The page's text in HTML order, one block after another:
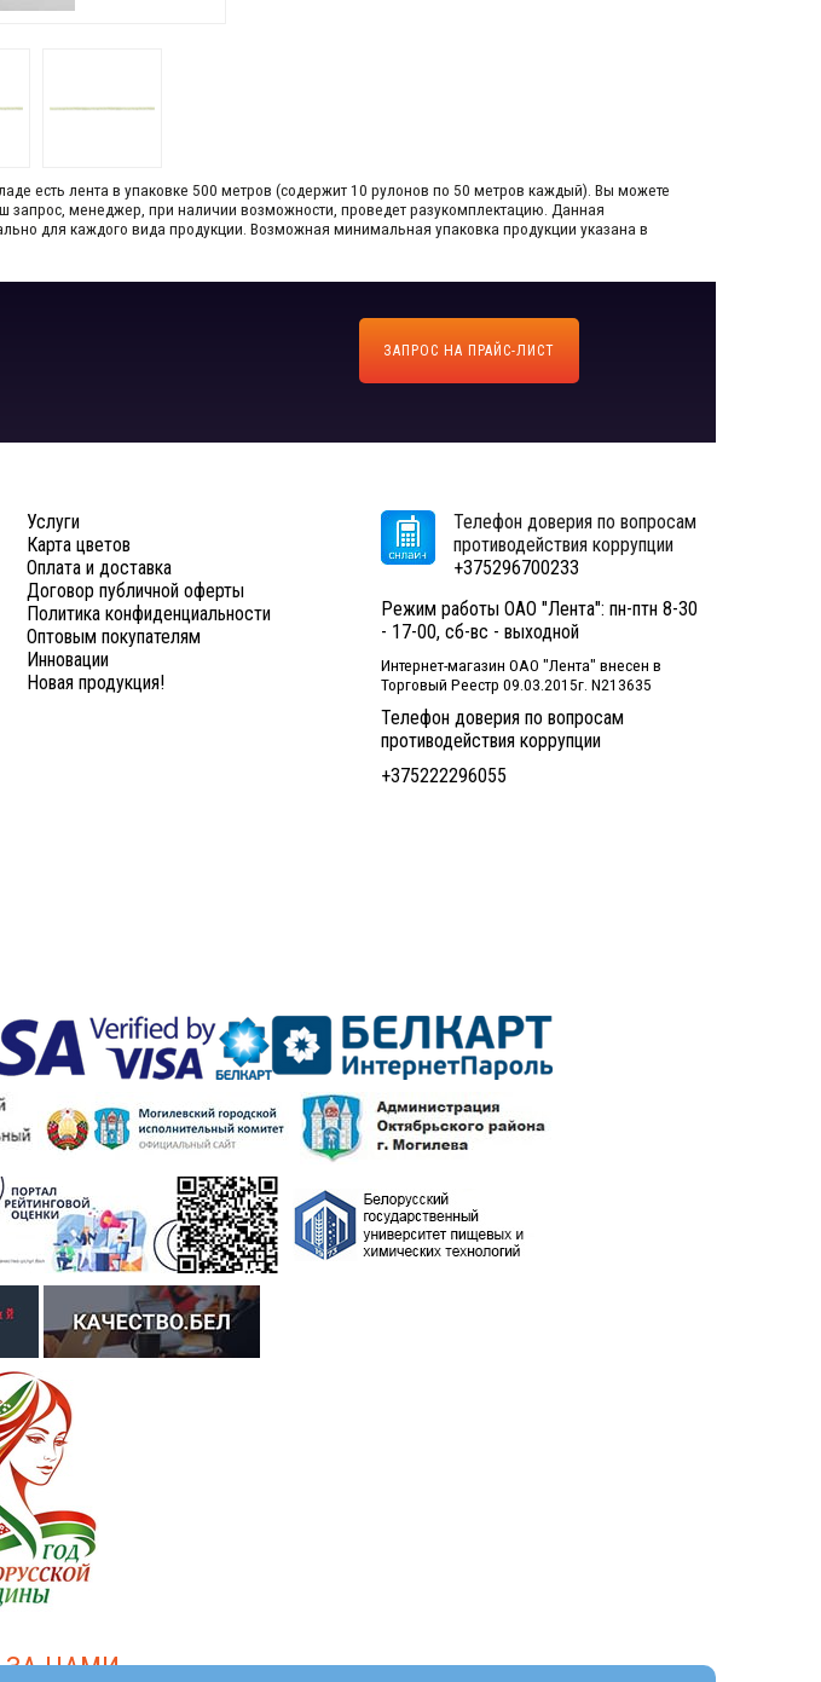
есть лента в упаковке 500 метров (содержит 10 рулонов по 50 метров каждый).​ Вы можете
запрос,​ менеджер, при наличии возможности, проведет разукомплектацию. Данная
для каждого вида продукции.​ Возможная минимальная упаковка продукции указана в
ЗАПРОС НА ПРАЙС-ЛИСТ
Услуги
Карта цветов
Оплата и доставка
Договор публичной оферты
Политика конфиденциальности
Оптовым покупателям
Инновации
Новая продукция!
Телефон доверия по вопросам
противодействия коррупции
+375296700233
Режим работы ОАО "Лента": пн-птн 8-30
- 17-00, сб-вс - выходной
Интернет-магазин ОАО "Лента" внесен в
Торговый Реестр 09.03.2015г. N213635
Телефон доверия по вопросам
противодействия коррупции
+375222296055
ЗА НАМИ